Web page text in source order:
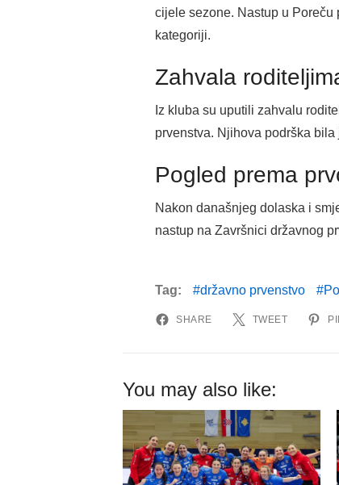
cijele sezone. Nastup u
kategoriji.
Zahvala
Iz kluba su uputili zahvalu
prvenstva. Njihova podrška
Pogled prema
Nakon današnjeg dolaska i
nastup na Završnici državnog
Tag: državno prvenstvo
SHARE TWEET
You may also like: